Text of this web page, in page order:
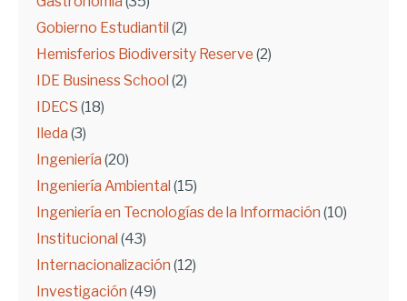
Gobierno Estudiantil (2)
Hemisferios Biodiversity Reserve (2)
IDE Business School (2)
IDECS (18)
Ileda (3)
Ingeniería (20)
Ingeniería Ambiental (15)
Ingeniería en Tecnologías de la Información (10)
Institucional (43)
Internacionalización (12)
Investigación (49)